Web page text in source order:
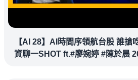
【AI 28】AI時間序領航台股 誰搶
資聊一SHOT ft.#廖婉婷 #陳於晨